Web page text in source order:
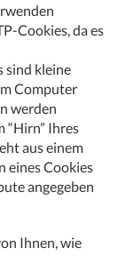
Cookies, da es
sind kleine
Computer
werden
“Hirn” Ihres
aus einem
eines Cookies
angegeben
Ihnen, wie